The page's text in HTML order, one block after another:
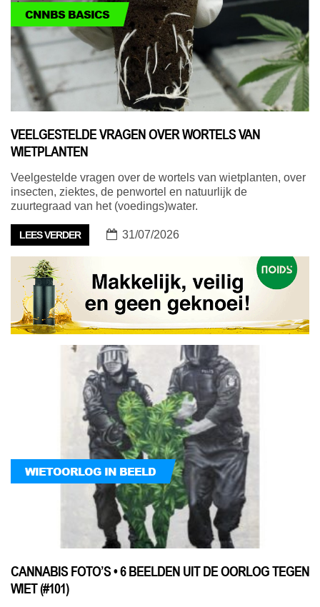
CNNBS BASICS
VEELGESTELDE VRAGEN OVER WORTELS VAN
WIETPLANTEN
Veelgestelde vragen over de wortels van wietplanten, over
insecten, ziektes, de penwortel en natuurlijk de
zuurtegraad van het (voedings)water.
LEES VERDER 31/07/2026
WIETOORLOG IN BEELD
CANNABIS FOTO’S • 6 BEELDEN UIT DE OORLOG TEGEN
WIET (#101)